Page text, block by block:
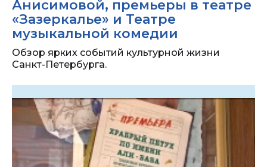
Анисимовой, премьеры в театре
«Зазеркалье» и Театре
музыкальной комедии
Обзор ярких событий культурной жизни
Санкт-Петербурга.